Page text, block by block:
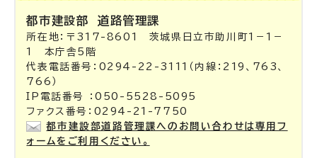
都市建設部道路管理課
所在地：〒317-8601 茨城県日立市助川町1－1－
1 本庁舎5階
代表電話番号：0294-22-3111（内線：219、763、
766）
IP電話番号 ：050-5528-5095
ファクス番号：0294-21-7750
都市建設部道路管理課へのお問い合わせは専用フ
ォームをご利用ください。